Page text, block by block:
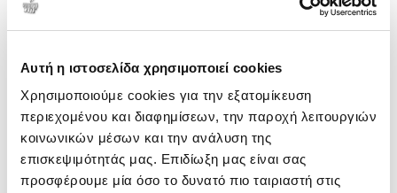
Αυτή η ιστοσελίδα χρησιμοποιεί cookies
Χρησιμοποιούμε cookies για την εξατομίκευση
περιεχομένου και διαφημίσεων, την παροχή λειτουργιών
κοινωνικών μέσων και την ανάλυση της
επισκεψιμότητάς μας. Επιδίωξη μας είναι σας
προσφέρουμε μία όσο το δυνατό πιο ταιριαστή στις
(0)
(P/B) THE RULES OF MAGIC
HOFFMAN ALICE
Κωδ. Πολιτείας:3729-0034
(H/B) The Book of Magic
(Book 4)
HOFFMAN ALICE
Κωδ. Πολιτείας:3729-0051